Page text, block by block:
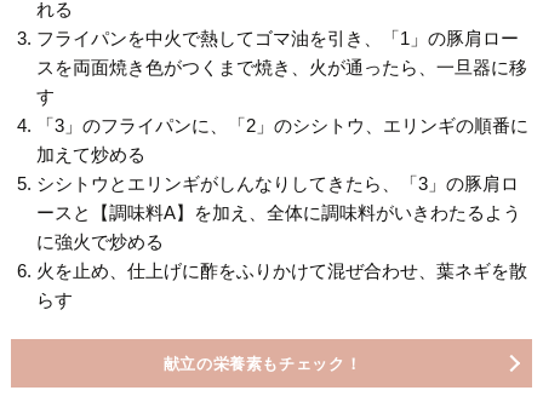
れる
フライパンを中火で熱してゴマ油を引き、「1」の豚肩ロー
スを両面焼き色がつくまで焼き、火が通ったら、一旦器に移
す
「3」のフライパンに、「2」のシシトウ、エリンギの順番に
加えて炒める
シシトウとエリンギがしんなりしてきたら、「3」の豚肩ロ
ースと【調味料A】を加え、全体に調味料がいきわたるよう
に強火で炒める
火を止め、仕上げに酢をふりかけて混ぜ合わせ、葉ネギを散
らす
献立の栄養素もチェック！